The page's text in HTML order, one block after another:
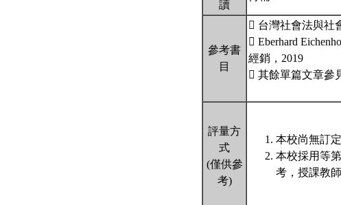
讀
參考書
目
 台灣社會法與社
 Eberhard
經銷，2019
 其餘單篇文章參
評量方
式
(僅供參
考)
本校尚無訂
本校採用等
考，授課教